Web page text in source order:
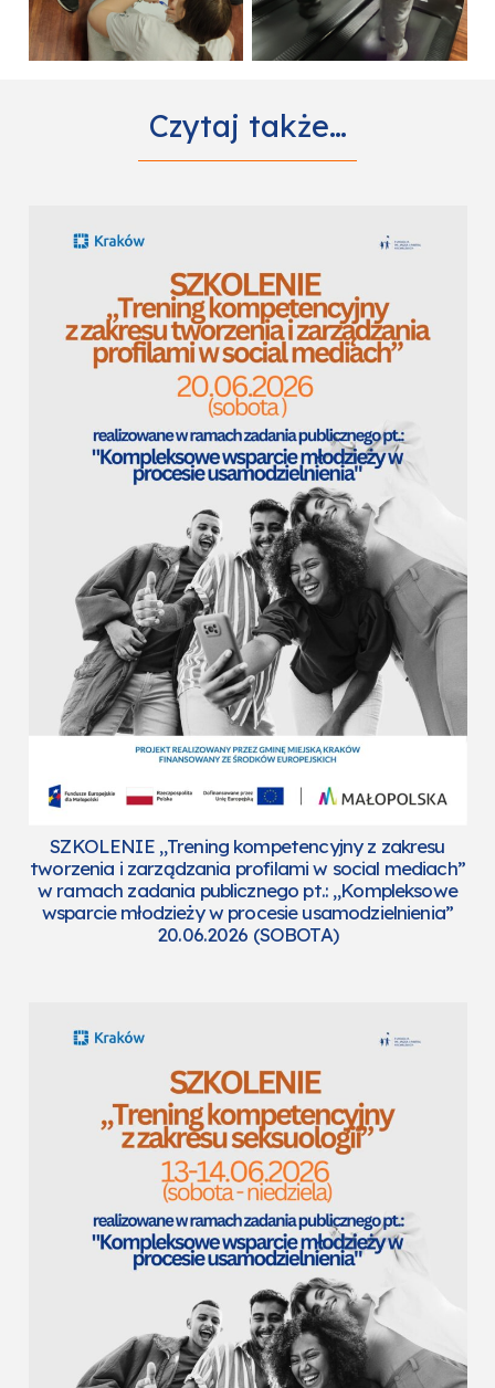
Czytaj także…
SZKOLENIE „Trening kompetencyjny z zakresu
tworzenia i zarządzania profilami w social mediach”
w ramach zadania publicznego pt.: „Kompleksowe
wsparcie młodzieży w procesie usamodzielnienia”
20.06.2026 (SOBOTA)